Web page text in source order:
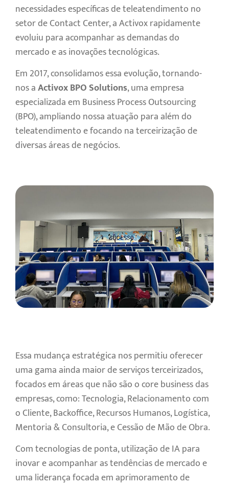
necessidades específicas de teleatendimento no
setor de Contact Center, a Activox rapidamente
evoluiu para acompanhar as demandas do
mercado e as inovações tecnológicas.
Em 2017, consolidamos essa evolução, tornando-
nos aActivox BPO Solutions, uma empresa
especializada em Business Process Outsourcing
(BPO), ampliando nossa atuação para além do
teleatendimento e focando na terceirização de
diversas áreas de negócios.
Essa mudança estratégica nos permitiu oferecer
uma gama ainda maior de serviços terceirizados,
focados em áreas que não são o core business das
empresas, como: Tecnologia, Relacionamento com
o Cliente, Backoffice, Recursos Humanos, Logística,
Mentoria & Consultoria, e Cessão de Mão de Obra.
Com tecnologias de ponta, utilização de IA para
inovar e acompanhar as tendências de mercado e
uma liderança focada em aprimoramento de